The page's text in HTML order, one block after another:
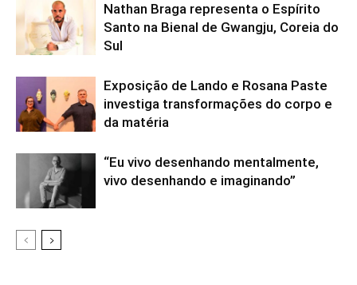
Nathan Braga representa o Espírito
Santo na Bienal de Gwangju, Coreia do
Sul
Exposição de Lando e Rosana Paste
investiga transformações do corpo e
da matéria
“Eu vivo desenhando mentalmente,
vivo desenhando e imaginando”